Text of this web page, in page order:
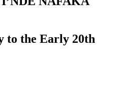
to the Early 20th